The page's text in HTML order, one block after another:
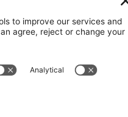
WC1V 6DF
〒107-0052 東京都港区赤坂5